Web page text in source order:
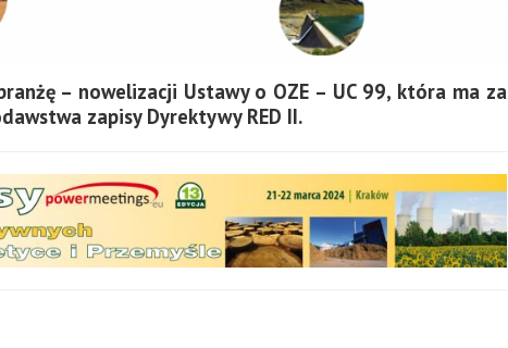
– nowelizacji Ustawy o OZE – UC 99, która ma za
zapisy Dyrektywy RED II.